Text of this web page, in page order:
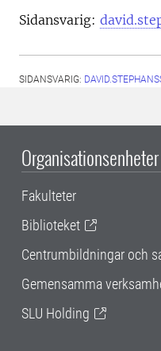
Sidansvarig:
SIDANSVARIG:
Organisationsenheter
Fakulteter
Biblioteket
Centrumbildningar och
Gemensamma
SLU Holding